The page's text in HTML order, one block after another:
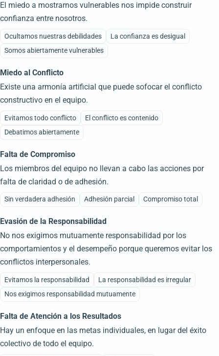
El miedo a mostrarnos vulnerables nos impide construir
confianza entre nosotros.
Ocultamos nuestras debilidades
La confianza es desigual
Somos abiertamente vulnerables
Miedo al Conflicto
Existe una armonía artificial que puede sofocar el conflicto
constructivo en el equipo.
Evitamos todo conflicto
El conflicto es contenido
Debatimos abiertamente
Falta de Compromiso
Los miembros del equipo no llevan a cabo las acciones por
falta de claridad o de adhesión.
Sin verdadera adhesión Adhesión parcial Compromiso total
Evasión de la Responsabilidad
No nos exigimos mutuamente responsabilidad por los
comportamientos y el desempeño porque queremos evitar los
conflictos interpersonales.
Evitamos la responsabilidad
La responsabilidad es irregular
Nos exigimos responsabilidad mutuamente
Falta de Atención a los Resultados
Hay un enfoque en las metas individuales, en lugar del éxito
colectivo de todo el equipo.